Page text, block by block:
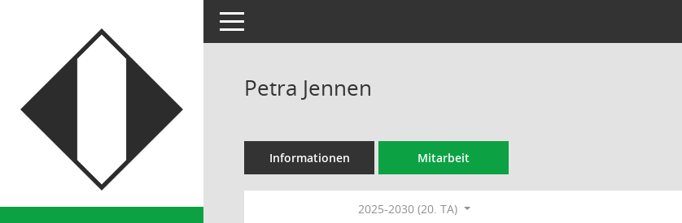
Toggle navigation
Petra Jennen
Informationen Mitarbeit
2025-2030 (20. TA)